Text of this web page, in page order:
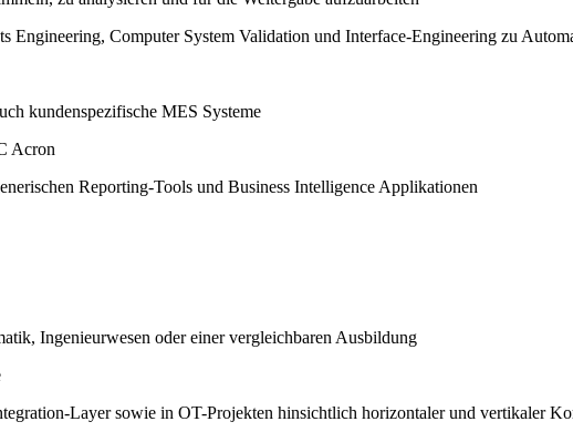
Engineering, Computer System Validation und Interface-Engineering zu
kundenspezifische MES Systeme
Acron
Reporting-Tools und Business Intelligence Applikationen
Ingenieurwesen oder einer vergleichbaren Ausbildung
Layer sowie in OT-Projekten hinsichtlich horizontaler und vertikaler